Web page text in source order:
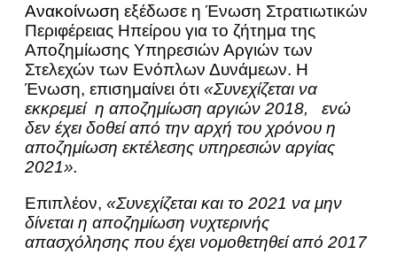
Ανακοίνωση εξέδωσε η Ένωση Στρατιωτικών
Περιφέρειας Ηπείρου για το ζήτημα της
Αποζημίωσης Υπηρεσιών Αργιών των
Στελεχών των Ενόπλων Δυνάμεων. Η
Ένωση, επισημαίνει ότι «Συνεχίζεται να
εκκρεμεί η αποζημίωση αργιών 2018, ενώ
δεν έχει δοθεί από την αρχή του χρόνου η
αποζημίωση εκτέλεσης υπηρεσιών αργίας
2021».
Επιπλέον, «Συνεχίζεται και το 2021 να μην
δίνεται η αποζημίωση νυχτερινής
απασχόλησης που έχει νομοθετηθεί από 2017